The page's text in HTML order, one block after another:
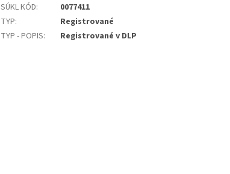
SÚKL KÓD:
0077411
TYP:
Registrované
TYP - POPIS: Registrované v DLP